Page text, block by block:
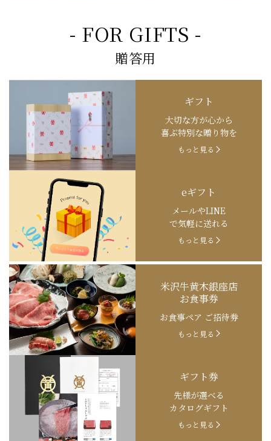
- FOR GIFTS -
贈答用
ギフト
大切な方が心から
喜ぶ特別な贈り物を
もっと見る
eギフト
メールやLINE
で気軽に送れる
もっと見る
米沢牛黄木銀座店
お食事券
お食事ペア ご招待券
もっと見る
ギフト券
先様が選べる
カタログギフト
もっと見る